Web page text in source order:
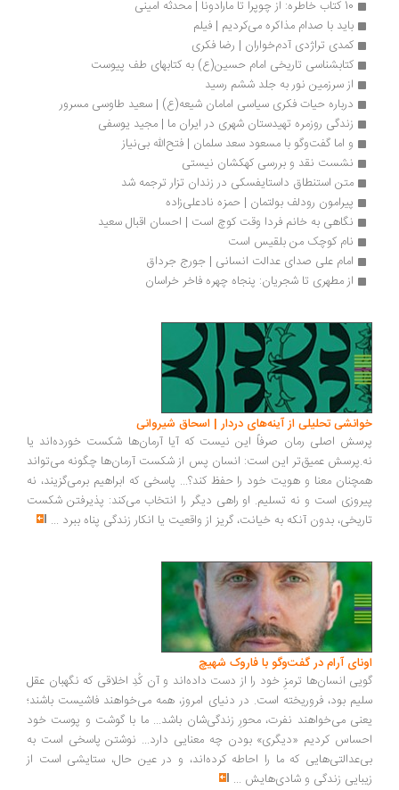
10 کتاب خاطره: از چوپرا تا مارادونا | محدثه امینی
باید با صدام مذاکره می‌کردیم | فیلم
کمدی تراژدی آدم‌خواران | رضا فکری
کتابشناسی تاریخی امام‌ حسین(ع) به کتابهای طف پیوست
از سرزمین نور به جلد ششم رسید
درباره حیات فکری سیاسی امامان شیعه(ع) | سعید طاوسی مسرور
زندگی روزمره تهیدستان شهری در ایران ما | مجید یوسفی
و اما گفت‌وگو با مسعود سعد سلمان | فتح‌الله بی‌نیاز
نشست نقد و بررسی کهکشان نیستی
متن استنطاق داستایفسکی در زندان تزار ترجمه شد
پیرامون رودلف بولتمان | حمزه نادعلی‌زاده
نگاهی به خانم فردا وقت کوچ است | احسان اقبال سعید
نام کوچک من بلقیس است
امام علی صدای عدالت انسانی | جورج جرداق
از مطهری تا شجریان: پنجاه چهره فاخر خراسان
خوانشی تحلیلی از آینه‌های دردار | اسحاق شیروانی
پرسش اصلی رمان صرفاً این نیست که آیا آرمان‌ها شکست خورده‌اند یا
نه.پرسش عمیق‌تر این است: انسان پس از شکست آرمان‌ها چگونه می‌تواند
همچنان معنا و هویت خود را حفظ کند؟... پاسخی که ابراهیم برمی‌گزیند، نه
پیروزی است و نه تسلیم. او راهی دیگر را انتخاب می‌کند: پذیرفتن شکست
تاریخی، بدون آنکه به خیانت، گریز از واقعیت یا انکار زندگی پناه ببرد ...
اونای آرام در گفت‌وگو با فاروک شهیچ‭
گویی انسان‌ها ترمزِ خود را از دست داده‌اند و آن کُدِ اخلاقی که نگهبان عقل
سلیم بود، فروریخته است. در دنیای امروز، همه می‌خواهند فاشیست باشند؛
یعنی می‌خواهند نفرت، محورِ زندگی‌شان باشد... ما با گوشت و پوست خود
احساس کردیم «دیگری» بودن چه معنایی دارد... نوشتن پاسخی است به
بی‌عدالتی‌هایی که ما را احاطه کرده‌اند، و در عین حال، ستایشی است از
زیبایی زندگی و شادی‌هایش ...